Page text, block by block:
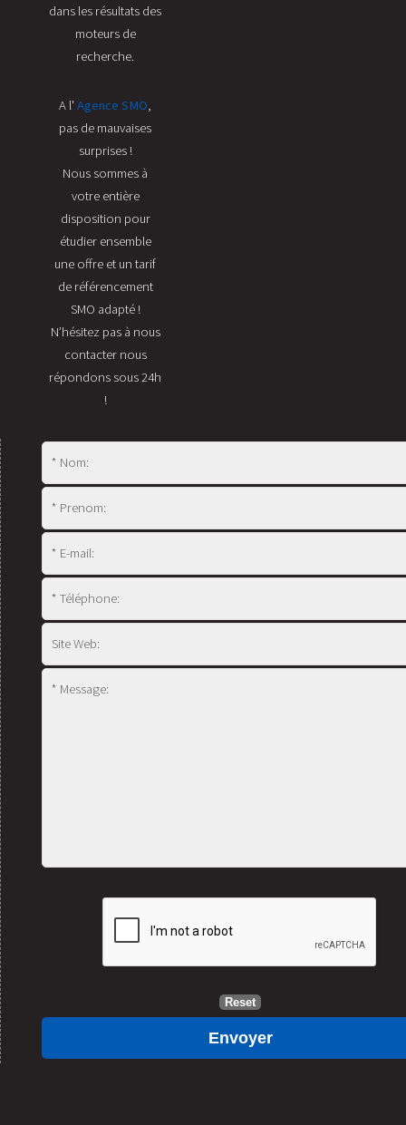
dans les résultats des
moteurs de
recherche.
A l'Agence SMO,
pas de mauvaises
surprises !
Nous sommes à
votre entière
disposition pour
étudier ensemble
une offre et un tarif
de référencement
SMO adapté !
N’hésitez pas à nous
contacter nous
répondons sous 24h
!
Reset
Envoyer